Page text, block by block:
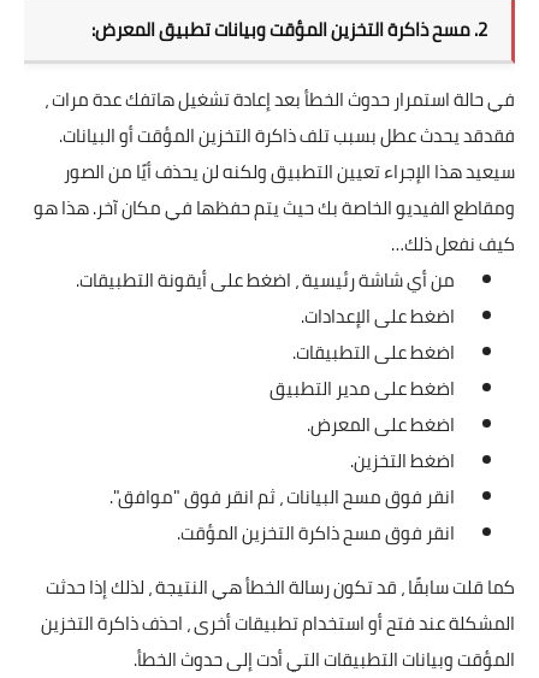
2. مسح ذاكرة التخزين المؤقت وبيانات تطبيق المعرض:
في حالة استمرار حدوث الخطأ بعد إعادة تشغيل هاتفك عدة مرات ،
فقدقد يحدث عطل بسبب تلف ذاكرة التخزين المؤقت أو البيانات.
سيعيد هذا الإجراء تعيين التطبيق ولكنه لن يحذف أيًا من الصور
ومقاطع الفيديو الخاصة بك حيث يتم حفظها في مكان آخر. هذا هو
كيف نفعل ذلك…
من أي شاشة رئيسية ، اضغط على أيقونة التطبيقات.
اضغط على الإعدادات.
اضغط على التطبيقات.
اضغط على مدير التطبيق
اضغط على المعرض.
اضغط التخزين.
انقر فوق مسح البيانات ، ثم انقر فوق "موافق".
انقر فوق مسح ذاكرة التخزين المؤقت.
كما قلت سابقًا ، قد تكون رسالة الخطأ هي النتيجة ، لذلك إذا حدثت
المشكلة عند فتح أو استخدام تطبيقات أخرى ، احذف ذاكرة التخزين
المؤقت وبيانات التطبيقات التي أدت إلى حدوث الخطأ.